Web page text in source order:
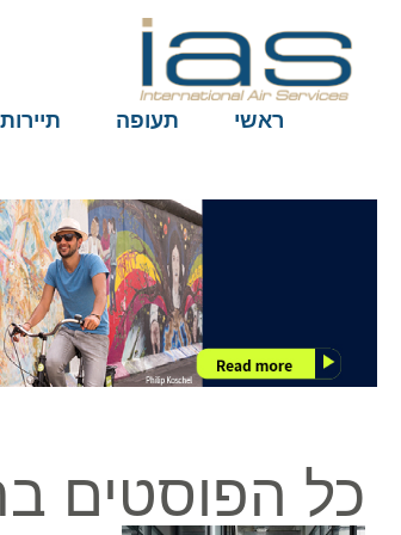
ראשי תעופה תיירות
כל הפוסטים